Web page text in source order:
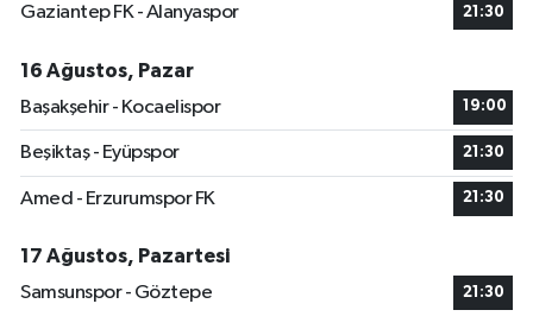
Gaziantep FK - Alanyaspor 21:30
16 Ağustos, Pazar
Başakşehir - Kocaelispor
19:00
Beşiktaş - Eyüpspor 21:30
Amed - Erzurumspor FK 21:30
17 Ağustos, Pazartesi
Samsunspor - Göztepe
21:30